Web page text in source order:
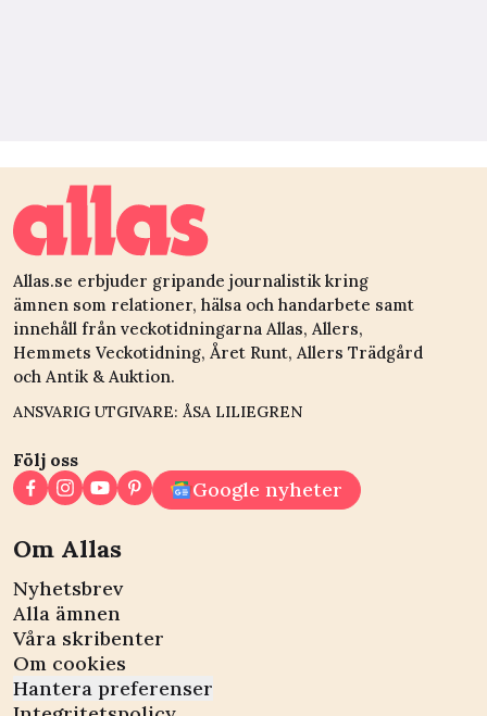
Allas.se erbjuder gripande journalistik kring
ämnen som relationer, hälsa och handarbete samt
innehåll från veckotidningarna Allas, Allers,
Hemmets Veckotidning, Året Runt, Allers Trädgård
och Antik & Auktion.
ANSVARIG UTGIVARE: ÅSA LILIEGREN
Följ oss
Google nyheter
Om Allas
Nyhetsbrev
Alla ämnen
Våra skribenter
Om cookies
Hantera preferenser